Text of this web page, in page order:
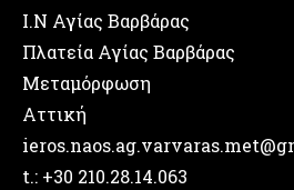
Ι.Ν Αγίας Βαρβάρας
Πλατεία Αγίας Βαρβάρας
Μεταμόρφωση
Αττική
t.: +30 210.28.14.063